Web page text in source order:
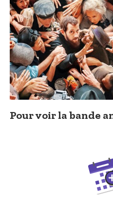
Pour voir la bande